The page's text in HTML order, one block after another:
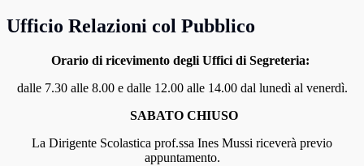
Ufficio Relazioni col Pubblico
Orario di ricevimento degli Uffici di Segreteria:
dalle 7.30 alle 8.00 e dalle 12.00 alle 14.00 dal lunedì al venerdì.
SABATO CHIUSO
La Dirigente Scolastica prof.ssa Ines Mussi riceverà previo
appuntamento.